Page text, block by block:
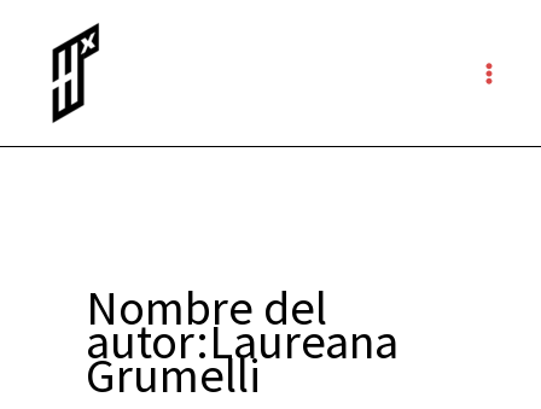
contenido
Nombre del
autor:Laureana
Grumelli